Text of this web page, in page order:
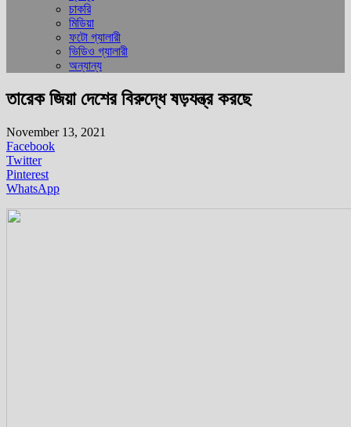
চাকরি
মিডিয়া
ফটো গ্যালারী
ভিডিও গ্যালারী
অন্যান্য
তারেক জিয়া দেশের বিরুদ্ধে ষড়যন্ত্র করছে
November 13, 2021
Facebook
Twitter
Pinterest
WhatsApp